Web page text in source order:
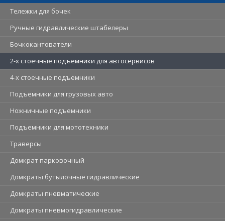
Тележки для бочек
Ручные гидравлические штабелеры
Бочкокантователи
2-х стоечные подъемники для автосервисов
4-х стоечные подъемники
Подъемники для грузовых авто
Ножничные подъемники
Подъемники для мототехники
Траверсы
Домкрат парковочный
Домкраты бутылочные гидравлические
Домкраты пневматические
Домкраты пневмогидравлические